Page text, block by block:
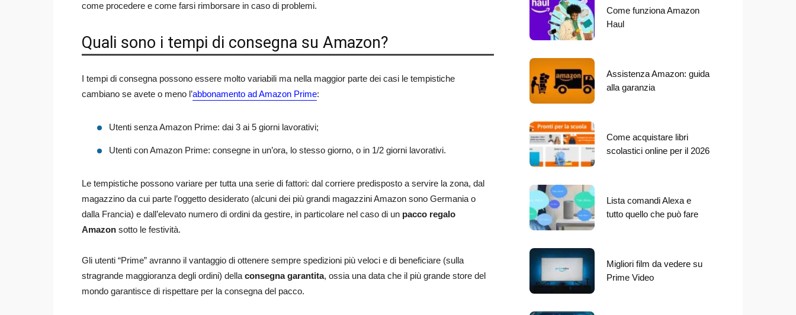
come procedere e come farsi rimborsare in caso di problemi.
Quali sono i tempi di consegna su Amazon?
I tempi di consegna possono essere molto variabili ma nella maggior parte dei casi le tempistiche
cambiano se avete o meno l’abbonamento ad Amazon Prime:
Utenti senza Amazon Prime: dai 3 ai 5 giorni lavorativi;
Utenti con Amazon Prime: consegne in un’ora, lo stesso giorno, o in 1/2 giorni lavorativi.
Le tempistiche possono variare per tutta una serie di fattori: dal corriere predisposto a servire la zona, dal
magazzino da cui parte l’oggetto desiderato (alcuni dei più grandi magazzini Amazon sono Germania o
dalla Francia) e dall’elevato numero di ordini da gestire, in particolare nel caso di un pacco regalo
Amazon sotto le festività.
Gli utenti “Prime” avranno il vantaggio di ottenere sempre spedizioni più veloci e di beneficiare (sulla
stragrande maggioranza degli ordini) della consegna garantita, ossia una data che il più grande store del
mondo garantisce di rispettare per la consegna del pacco.
Come funziona Amazon
Haul
Assistenza Amazon: guida
alla garanzia
Come acquistare libri
scolastici online per il 2026
Lista comandi Alexa e
tutto quello che può fare
Migliori film da vedere su
Prime Video